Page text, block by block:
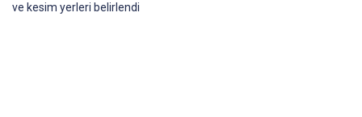
ve kesim yerleri belirlendi